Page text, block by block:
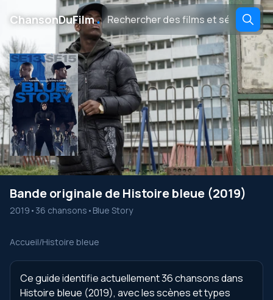
ChansonDuFilm․
Bande originale de Histoire bleue (2019)
2019 • 36 chansons • Blue Story
Accueil/Histoire bleue
Ce guide identifie actuellement 36 chansons dans
Histoire bleue (2019), avec les scènes et types